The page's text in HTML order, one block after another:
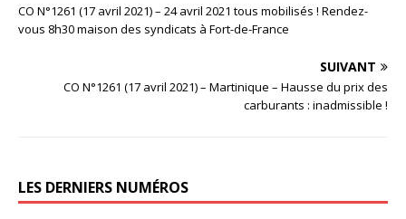
CO N°1261 (17 avril 2021) – 24 avril 2021 tous mobilisés ! Rendez-
vous 8h30 maison des syndicats à Fort-de-France
SUIVANT
CO N°1261 (17 avril 2021) – Martinique – Hausse du prix des
carburants : inadmissible !
LES DERNIERS NUMÉROS